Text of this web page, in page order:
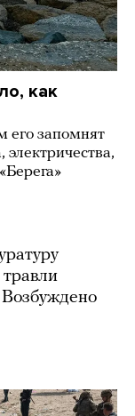
как
его запомнят